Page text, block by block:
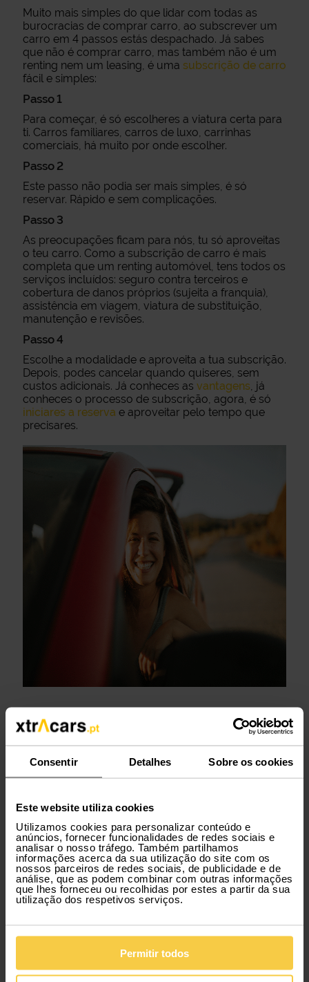
Consentir Detalhes Sobre os cookies
Este website utiliza cookies
Utilizamos cookies para personalizar conteúdo e
anúncios, fornecer funcionalidades de redes sociais e
analisar o nosso tráfego. Também partilhamos
informações acerca da sua utilização do site com os
nossos parceiros de redes sociais, de publicidade e de
análise, que as podem combinar com outras informações
que lhes forneceu ou recolhidas por estes a partir da sua
utilização dos respetivos serviços.
Permitir todos
Muito mais simples do que lidar com todas as
burocracias de comprar carro, ao subscrever um
carro em 4 passos estás despachado. Já sabes
que não é comprar carro, mas também não é um
renting nem um leasing, é uma subscrição de carro
fácil e simples:
Passo 1
Para começar, é só escolheres a viatura certa para
ti. Carros familiares, carros de luxo, carrinhas
comerciais, há muito por onde escolher.
Passo 2
Este passo não podia ser mais simples, é só
reservar. Rápido e sem complicações.
Passo 3
As preocupações ficam para nós, tu só aproveitas
o teu carro. Como a subscrição de carro é mais
completa que um renting automóvel, tens todos os
serviços incluídos: seguro contra terceiros e
cobertura de danos próprios (sujeita a franquia),
assistência em viagem, viatura de substituição,
manutenção e revisões.
Passo 4
Escolhe a modalidade e aproveita a tua subscrição.
Depois, podes cancelar quando quiseres, sem
custos adicionais. Já conheces as vantagens, já
conheces o processo de subscrição, agora, é só
iniciares a reserva e aproveitar pelo tempo que
precisares.
Fazemos mais pelo teu negócio
longo do tempo. E uma solução flexível para dar
resposta a essas necessidades é a subscrição
comercial durante um determinado período?
precisas e não deixes que nada te impeça de levar
o teu negócio mais longe.
Os nossos carros comerciais vêm carregados de
conectividade e com espaço para tudo e mais
alguma coisa. Equipados com tecnologias
contacto permanente entre empresa e
colaborador. Ainda mais importante, têm
condições específicas que te permitem transportar